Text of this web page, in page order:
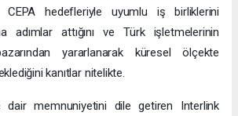
CEPA hedefleriyle uyumlu iş birliklerini
adımlar attığını ve Türk işletmelerinin
yararlanarak küresel ölçekte
kanıtlar nitelikte.
dair memnuniyetini dile getiren Interlink